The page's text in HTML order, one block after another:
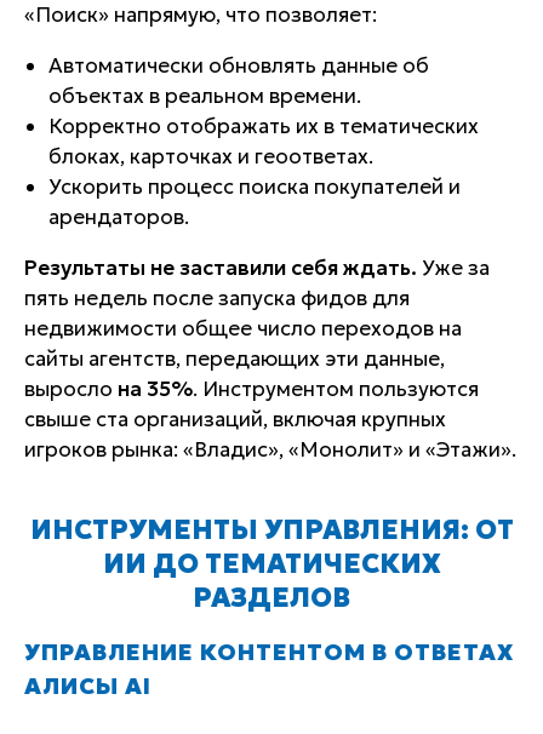
«Поиск» напрямую, что позволяет:
Автоматически обновлять данные об
объектах в реальном времени.
Корректно отображать их в тематических
блоках, карточках и геоответах.
Ускорить процесс поиска покупателей и
арендаторов.
Результаты не заставили себя ждать. Уже за
пять недель после запуска фидов для
недвижимости общее число переходов на
сайты агентств, передающих эти данные,
выросло на 35%. Инструментом пользуются
свыше ста организаций, включая крупных
игроков рынка: «Владис», «Монолит» и «Этажи».
ИНСТРУМЕНТЫ УПРАВЛЕНИЯ: ОТ
ИИ ДО ТЕМАТИЧЕСКИХ
РАЗДЕЛОВ
УПРАВЛЕНИЕ КОНТЕНТОМ В ОТВЕТАХ
АЛИСЫ AI